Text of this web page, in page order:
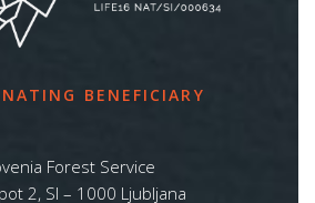
BENEFICIARY
Forest Service
2, SI – 1000 Ljubljana